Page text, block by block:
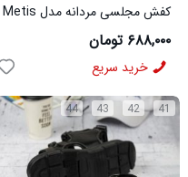
کفش مجلسی مردانه مدل Metis
کد 6328
۶۸۸,۰۰۰ تومان
خرید سریع
41
42
43
44